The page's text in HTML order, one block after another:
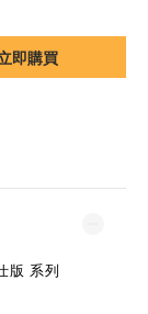
即購買
版 系列